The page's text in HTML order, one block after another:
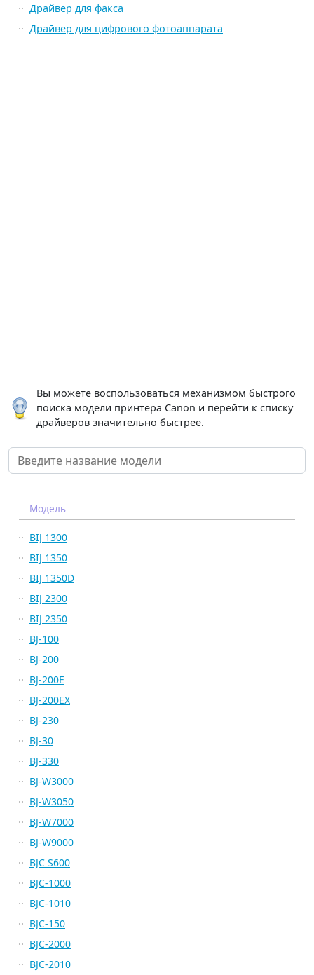
Драйвер для факса
Драйвер для цифрового фотоаппарата
Вы можете воспользоваться механизмом быстрого
поиска модели принтера Canon и перейти к списку
драйверов значительно быстрее.
Модель
BIJ 1300
BIJ 1350
BIJ 1350D
BIJ 2300
BIJ 2350
BJ-100
BJ-200
BJ-200E
BJ-200EX
BJ-230
BJ-30
BJ-330
BJ-W3000
BJ-W3050
BJ-W7000
BJ-W9000
BJC S600
BJC-1000
BJC-1010
BJC-150
BJC-2000
BJC-2010